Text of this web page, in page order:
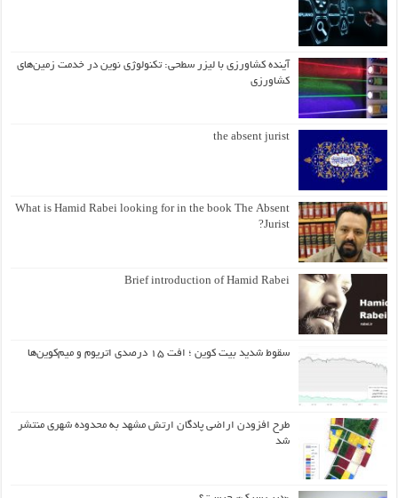
آینده کشاورزی با لیزر سطحی: تکنولوژی نوین در خدمت زمین‌های
کشاورزی
the absent jurist
What is Hamid Rabei looking for in the book The Absent
Jurist?
Brief introduction of Hamid Rabei
سقوط شدید بیت کوین ؛ افت ۱۵ درصدی اتریوم و میم‌کوین‌ها
طرح افزودن اراضی پادگان ارتش مشهد به محدوده شهری منتشر
شد